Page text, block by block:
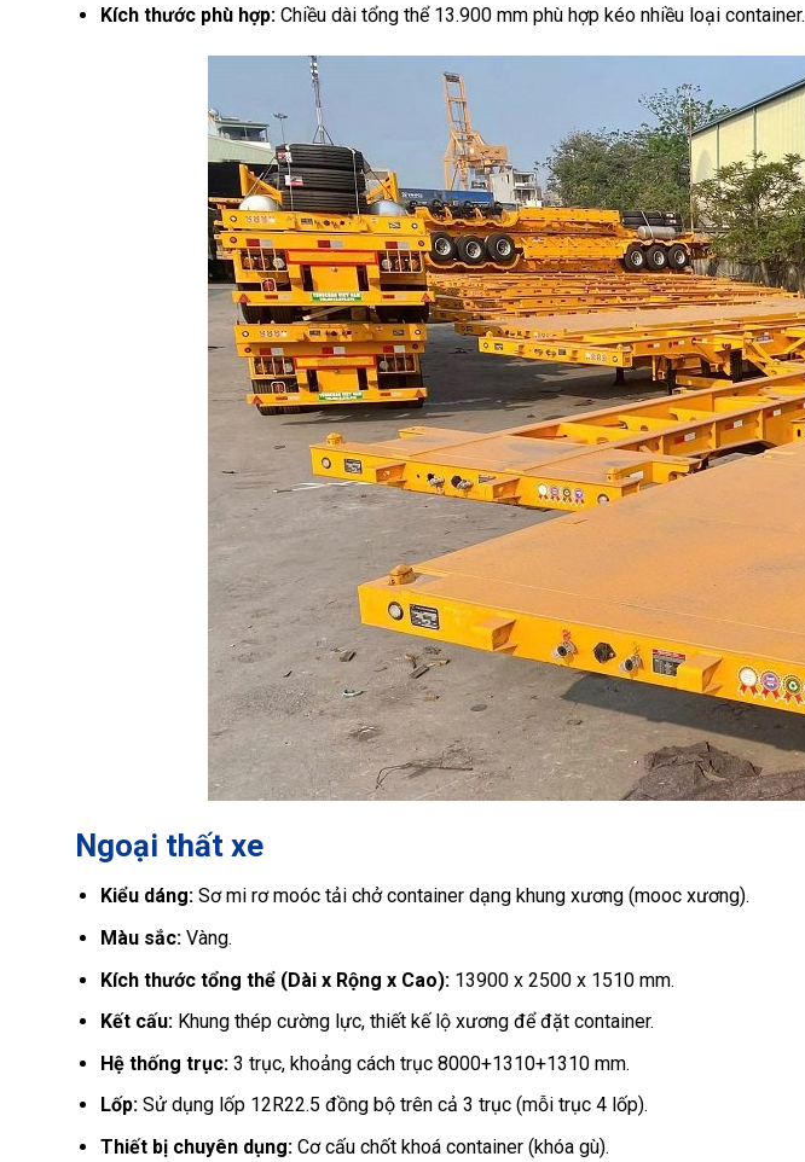
Kích thước phù hợp:Chiều dài tổng thể 13.900 mm phù hợp kéo nhiều loại container.
Ngoại thất xe
Kiểu dáng:Sơ mi rơ moóc tải chở container dạng khung xương (mooc xương).
Màu sắc:Vàng.
Kích thước tổng thể (Dài x Rộng x Cao):13900 x 2500 x 1510 mm.
Kết cấu:Khung thép cường lực, thiết kế lộ xương để đặt container.
Hệ thống trục:3 trục, khoảng cách trục 8000+1310+1310mm.
Lốp:Sử dụng lốp 12R22.5 đồng bộ trên cả 3 trục (mỗi trục 4 lốp).
Thiết bị chuyên dụng:Cơ cấu chốt khoá container (khóa gù).